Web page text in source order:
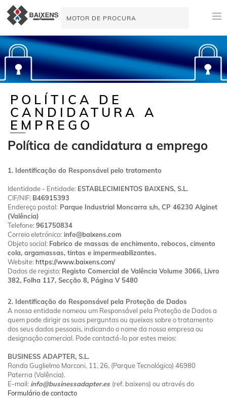
NOVIDADES
APLICAÇÕES E PRODUTOS
ORIGEM
MAESTRO PINTOR
TUTORIAIS DE VÍDEO
ATUALIDADE
EMPRESA
SIGA-NOS
CONTACTO
ÁREA DO CLIENTE
POLÍTICA DE
CANDIDATURA A
EMPREGO
Política de candidatura a emprego
1. Identificação do Responsável pelo tratamento
Identidade - Entidade: ESTABLECIMIENTOS BAIXENS, S.L.
CIF/NIF: B46915393
Endereço postal: Parque Industrial Moncarra s/n, CP 46230 Alginet
(Valência)
Telefone:961750834
Correio eletrónico: info@baixens.com
Objeto social: Fabrico de massas de enchimento, rebocos, cimento
cola, argamassas, tintas e impermeabilizantes.
Website: https://www.baixens.com/
Dados de registo: Registo Comercial de Valência Volume 3066, Livro
382, Folha 117, Secção 8, Página V 5480
2. Identificação do Responsável pela Proteção de Dados
A nossa entidade nomeou um Responsável pela Proteção de Dados a
quem pode dirigir as suas perguntas ou queixas sobre o tratamento
dos seus dados pessoais, indicando o nome da nossa empresa ou
designação comercial. Pode contactá-lo por estes meios:
BUSINESS ADAPTER, S.L.
Ronda Guglielmo Marconi, 11, 26, (Parque Tecnológico) 46980
Paterna (Valência).
E-mail: info@businessadapter.es (ref. baixens) ou através do
Formulário de contacto